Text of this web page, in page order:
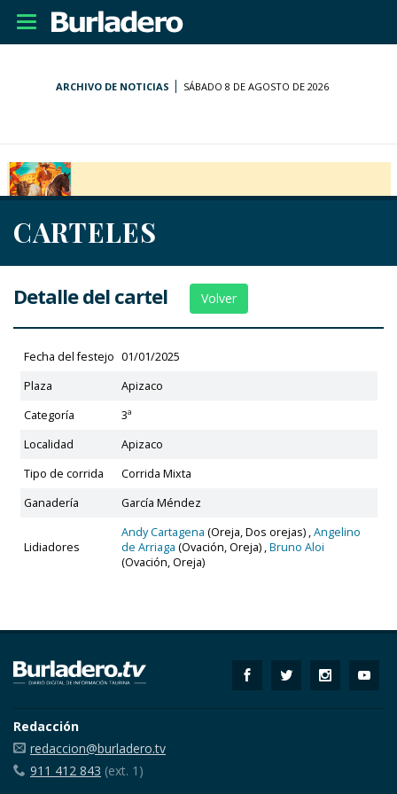
Desplegar
navegación
ARCHIVO DE NOTICIAS SÁBADO 8 DE AGOSTO DE 2026
CARTELES
Detalle del cartel Volver
Fecha del festejo 01/01/2025
Plaza
Apizaco
Categoría
3ª
Localidad
Apizaco
Tipo de corrida
Corrida Mixta
Ganadería
García Méndez
Lidiadores
Andy Cartagena (Oreja, Dos orejas) ,Angelino
de Arriaga (Ovación, Oreja) ,Bruno Aloi
(Ovación, Oreja)
Redacción
redaccion@burladero.tv
911 412 843 (ext. 1)